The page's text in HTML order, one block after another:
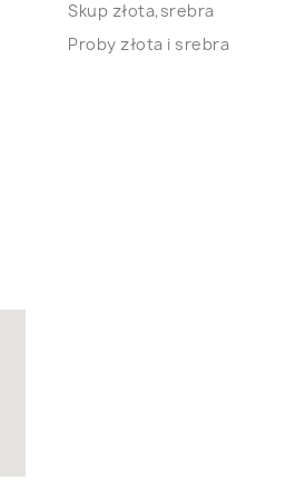
Skup złota,srebra
Proby złota i srebra